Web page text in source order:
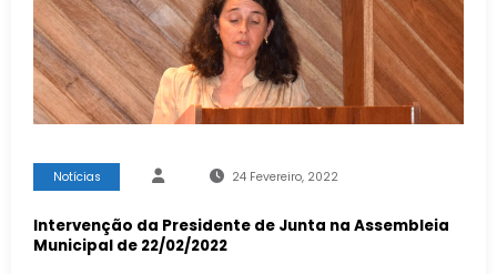
Notícias 24 Fevereiro, 2022
Intervenção da Presidente de Junta na Assembleia
Municipal de 22/02/2022